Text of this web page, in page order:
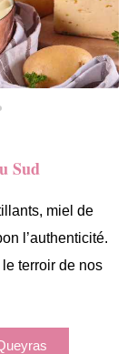
Sud
miel de
l’authenticité.
terroir de nos